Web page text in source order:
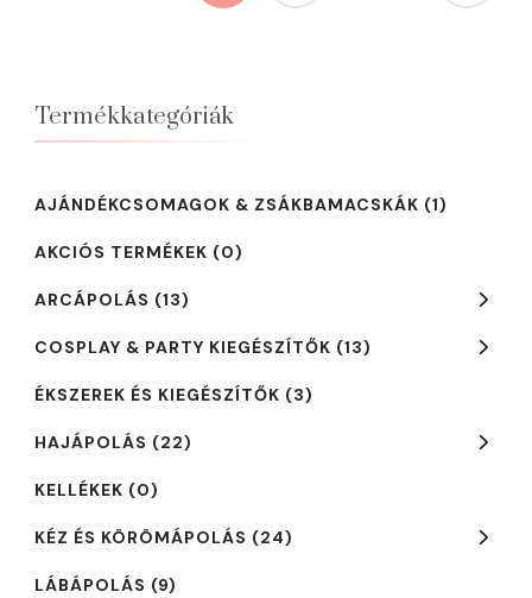
Termékkategóriák
AJÁNDÉKCSOMAGOK & ZSÁKBAMACSKÁK (1)
AKCIÓS TERMÉKEK (0)
ARCÁPOLÁS (13)
COSPLAY & PARTY KIEGÉSZÍTŐK (13)
ÉKSZEREK ÉS KIEGÉSZÍTŐK (3)
HAJÁPOLÁS (22)
KELLÉKEK (0)
KÉZ ÉS KÖRÖMÁPOLÁS (24)
LÁBÁPOLÁS (9)